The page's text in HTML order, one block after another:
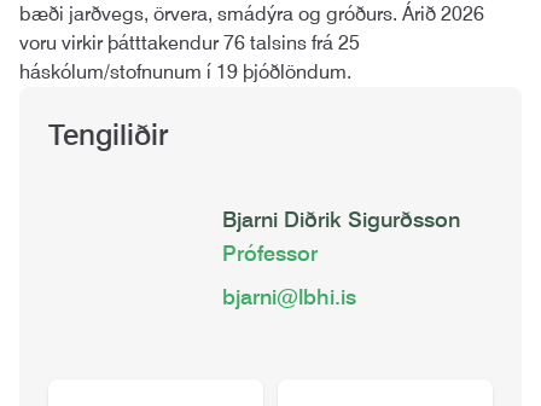
bæði jarðvegs, örvera, smádýra og gróðurs. Árið 2026
voru virkir þátttakendur 76 talsins frá 25
háskólum/stofnunum í 19 þjóðlöndum.
Tengiliðir
Bjarni Diðrik Sigurðsson
Prófessor
bjarni@lbhi.is